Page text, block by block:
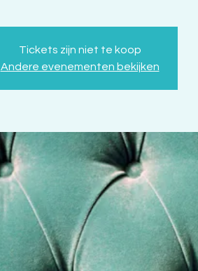
Tickets zijn niet te koop
Andere evenementen bekijken